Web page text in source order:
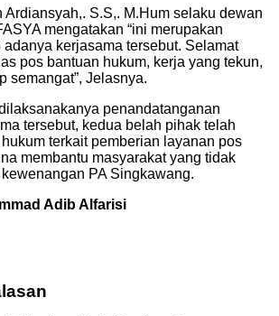
Ardiansyah,. S.S,. M.Hum selaku dewan
mengatakan “ini merupakan
kerjasama tersebut. Selamat
pos bantuan hukum, kerja yang tekun,
semangat”, Jelasnya.
penandatanganan
tersebut, kedua belah pihak telah
terkait pemberian layanan pos
membantu masyarakat yang tidak
PA Singkawang.
Adib Alfarisi